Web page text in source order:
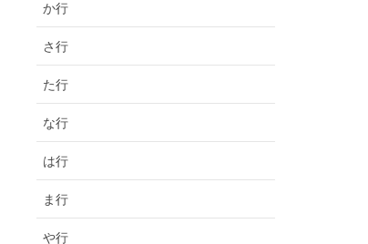
か行
さ行
た行
な行
は行
ま行
や行